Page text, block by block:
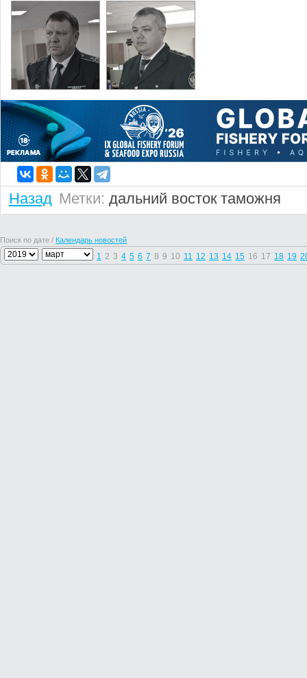
Назад Метки: дальний восток таможня
Поиск по дате / Календарь новостей
1 2 3 4 5 6 7 8 9 10 11 12 13 14 15 16 17 18 19